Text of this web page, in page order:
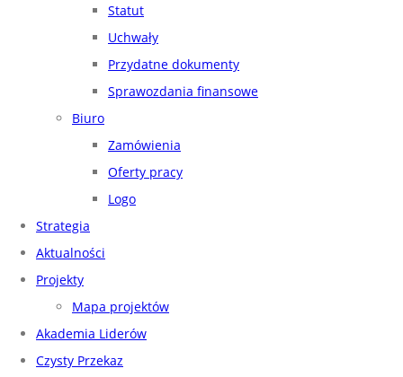
Statut
Uchwały
Przydatne dokumenty
Sprawozdania finansowe
Biuro
Zamówienia
Oferty pracy
Logo
Strategia
Aktualności
Projekty
Mapa projektów
Akademia Liderów
Czysty Przekaz